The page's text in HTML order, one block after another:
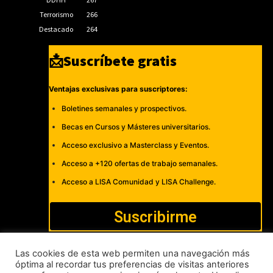
Terrorismo
266
Destacado
264
📩Suscríbete gratis
Ventajas exclusivas para suscriptores:
Boletines semanales y prospectivos.
Becas en Cursos y Másteres universitarios.
Acceso exclusivo a Masterclass y Eventos.
Acceso a +120 ofertas de trabajo semanales.
Acceso a LISA Comunidad y LISA Challenge.
Suscribirme
Las cookies de esta web permiten una navegación más
óptima al recordar tus preferencias de visitas anteriores